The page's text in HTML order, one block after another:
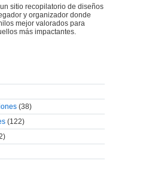
sitio recopilatorio de diseños
y organizador donde
mejor valorados para
más impactantes.
(38)
(122)